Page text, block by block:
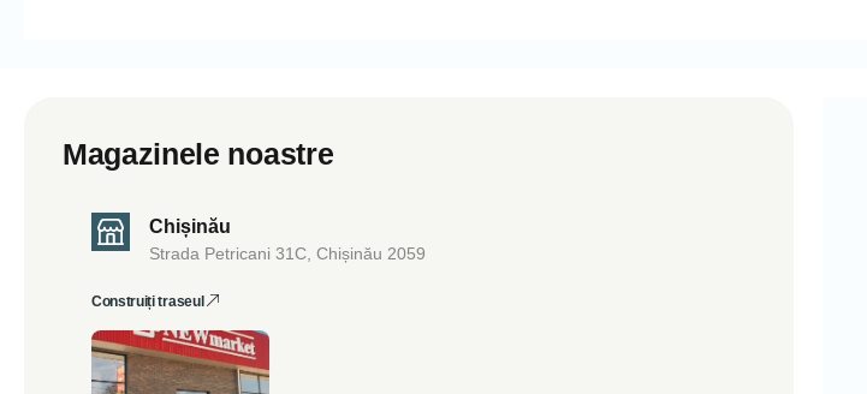
Magazinele noastre
Chișinău
Strada Petricani 31C, Chișinău 2059
Construiți traseul